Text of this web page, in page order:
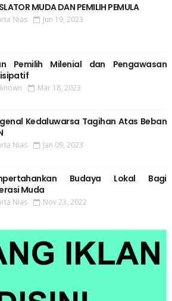
MUDA DAN PEMILIH PEMULA
Nias Jun 19, 2023
Pemilih Milenial dan Pengawasan
Mar 18, 2023
Kedaluwarsa Tagihan Atas Beban
Nias Jan 09, 2023
Budaya Lokal Bagi
Muda
Nias Nov 23, 2022